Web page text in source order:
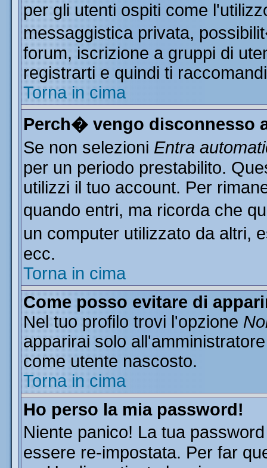
per gli utenti ospiti come
messaggistica privata,
forum, iscrizione a gruppi di
registrarti e quindi ti
Torna in cima
Perch� vengo disconnesso
Se non selezioni Entra
per un periodo prestabilito.
utilizzi il tuo account. Per
quando entri, ma ricorda che
un computer utilizzato da
ecc.
Torna in cima
Come posso evitare di
Nel tuo profilo trovi l'opzione
apparirai solo
come utente nascosto.
Torna in cima
Ho perso la mia password!
Niente panico! La tua
essere re-impostata. Per far